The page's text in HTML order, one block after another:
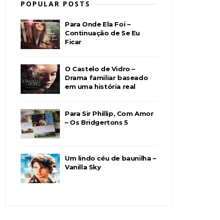
POPULAR POSTS
Para Onde Ela Foi –
Continuação de Se Eu
Ficar
O Castelo de Vidro –
Drama familiar baseado
em uma história real
Para Sir Phillip, Com Amor
– Os Bridgertons 5
Um lindo céu de baunilha –
Vanilla Sky